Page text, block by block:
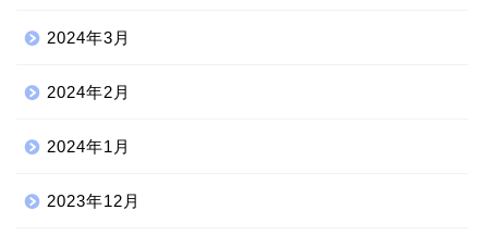
2024年3月
2024年2月
2024年1月
2023年12月